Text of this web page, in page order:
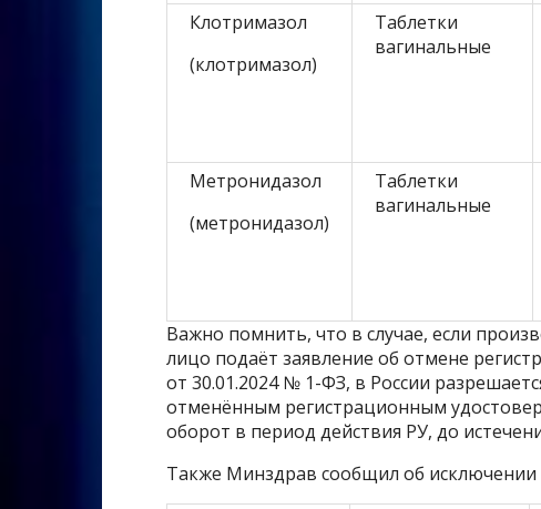
Клотримазол
(клотримазол)
Таблетки
вагинальные
Метронидазол
(метронидазол)
Таблетки
вагинальные
Важно помнить, что в случае, если
лицо подаёт заявление об отмене
от 30.01.2024 № 1-ФЗ, в России
отменённым регистрационным
оборот в период действия РУ, до
Также Минздрав сообщил об исключении